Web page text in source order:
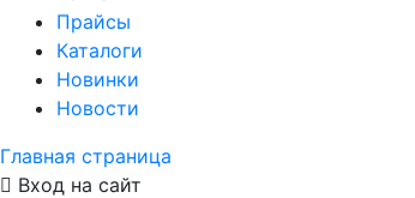
Прайсы
Каталоги
Новинки
Новости
Главная страница
Вход на сайт